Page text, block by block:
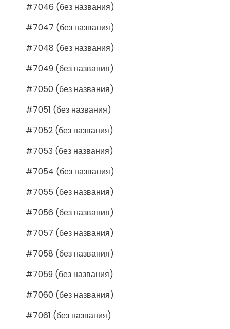
#7046 (без названия)
#7047 (без названия)
#7048 (без названия)
#7049 (без названия)
#7050 (без названия)
#7051 (без названия)
#7052 (без названия)
#7053 (без названия)
#7054 (без названия)
#7055 (без названия)
#7056 (без названия)
#7057 (без названия)
#7058 (без названия)
#7059 (без названия)
#7060 (без названия)
#7061 (без названия)